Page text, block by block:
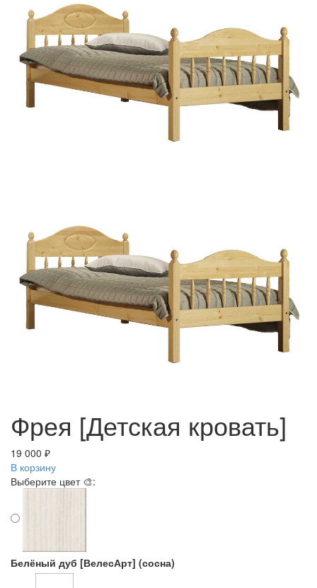
Фрея [Детская кровать]
19 000 ₽
В корзину
Выберите цвет 🎨:
Белёный дуб [ВелесАрт] (сосна)